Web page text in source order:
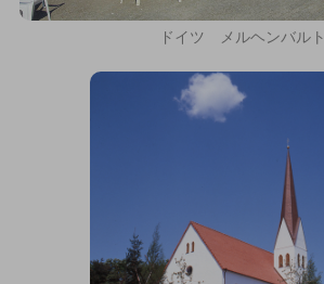
ドイツ メルヘンバルト